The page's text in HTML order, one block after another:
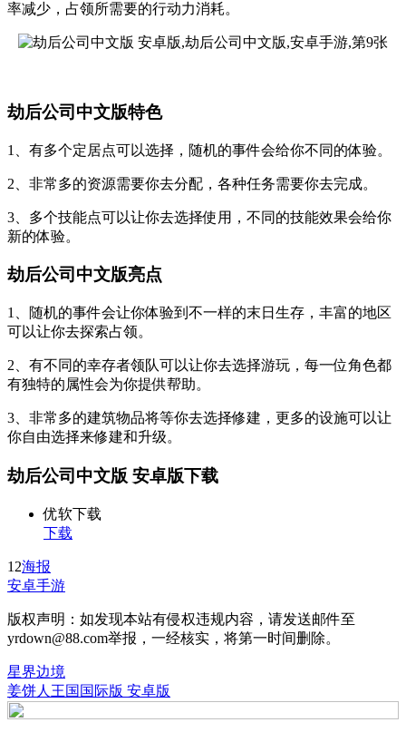
率减少，占领所需要的行动力消耗。
劫后公司中文版特色
1、有多个定居点可以选择，随机的事件会给你不同的体验。
2、非常多的资源需要你去分配，各种任务需要你去完成。
3、多个技能点可以让你去选择使用，不同的技能效果会给你
新的体验。
劫后公司中文版亮点
1、随机的事件会让你体验到不一样的末日生存，丰富的地区
可以让你去探索占领。
2、有不同的幸存者领队可以让你去选择游玩，每一位角色都
有独特的属性会为你提供帮助。
3、非常多的建筑物品将等你去选择修建，更多的设施可以让
你自由选择来修建和升级。
劫后公司中文版 安卓版下载
优软下载
下载
12海报
安卓手游
版权声明：如发现本站有侵权违规内容，请发送邮件至
yrdown@88.com举报，一经核实，将第一时间删除。
星界边境
姜饼人王国国际版 安卓版